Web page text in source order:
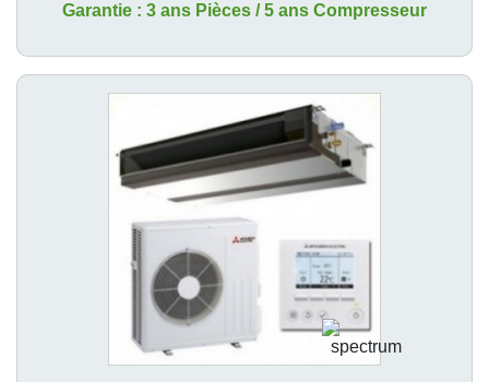
Garantie : 3 ans Pièces / 5 ans Compresseur